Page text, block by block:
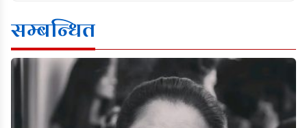
सम्बन्धित